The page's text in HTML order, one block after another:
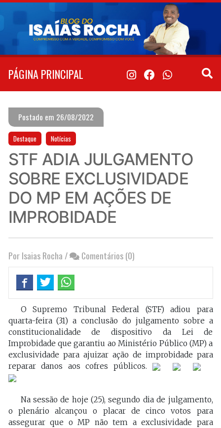
Pular
conteúdo
PÁGINA PRINCIPAL
Postado em 26/08/2022
Destaque Notícias
STF ADIA JULGAMENTO
SOBRE EXCLUSIVIDADE
DO MP EM AÇÕES DE
IMPROBIDADE
Por Isaias Rocha / Comentários (0)
O Supremo Tribunal Federal (STF) adiou para
quarta-feira (31) a conclusão do julgamento sobre a
constitucionalidade de dispositivo da Lei de
Improbidade que garantiu ao Ministério Público (MP) a
exclusividade para ajuizar ação de improbidade para
reparar danos aos cofres públicos.
Na sessão de hoje (25), segundo dia de julgamento,
o plenário alcançou o placar de cinco votos para
assegurar que o MP não tem a exclusividade para